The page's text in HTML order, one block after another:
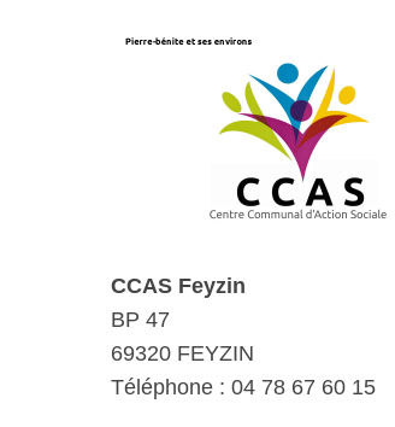
CCAS Feyzin
BP 47
69320 FEYZIN
Téléphone : 04 78 67 60 15